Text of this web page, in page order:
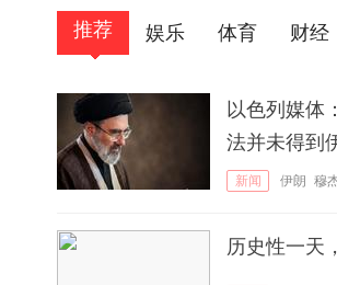
推荐 娱乐 体育 财经
以色列媒体
法并未得到
新闻 伊朗 穆
历史性一天